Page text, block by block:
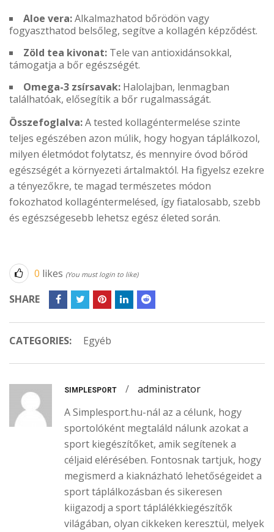
Aloe vera:Alkalmazhatod bőrödön vagy
fogyaszthatod belsőleg, segítve a kollagén képződést.
Zöld tea kivonat: Tele van antioxidánsokkal,
támogatja a bőr egészségét.
Omega-3 zsírsavak: Halolajban, lenmagban
találhatóak, elősegítik a bőr rugalmasságát.
Összefoglalva:A tested kollagéntermelése szinte
teljes egészében azon múlik, hogy hogyan táplálkozol,
milyen életmódot folytatsz, és mennyire óvod bőröd
egészségét a környezeti ártalmaktól. Ha figyelsz ezekre
a tényezőkre, te magad természetes módon
fokozhatod kollagéntermelésed, így fiatalosabb, szebb
és egészségesebb lehetsz egész életed során.
0 likes (You must login to like)
SHARE
CATEGORIES: Egyéb
SIMPLESPORT /
administrator
A Simplesport.hu-nál az a célunk, hogy
sportolóként megtaláld nálunk azokat a
sport kiegészítőket, amik segítenek a
céljaid elérésében. Fontosnak tartjuk, hogy
megismerd a kiaknázható lehetőségeidet a
sport táplálkozásban és sikeresen
kiigazodj a sport táplálékkiegészítők
világában, olyan cikkeken keresztül, melyek